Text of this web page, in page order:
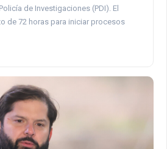
de Investigaciones (PDI). El
de 72 horas para iniciar procesos